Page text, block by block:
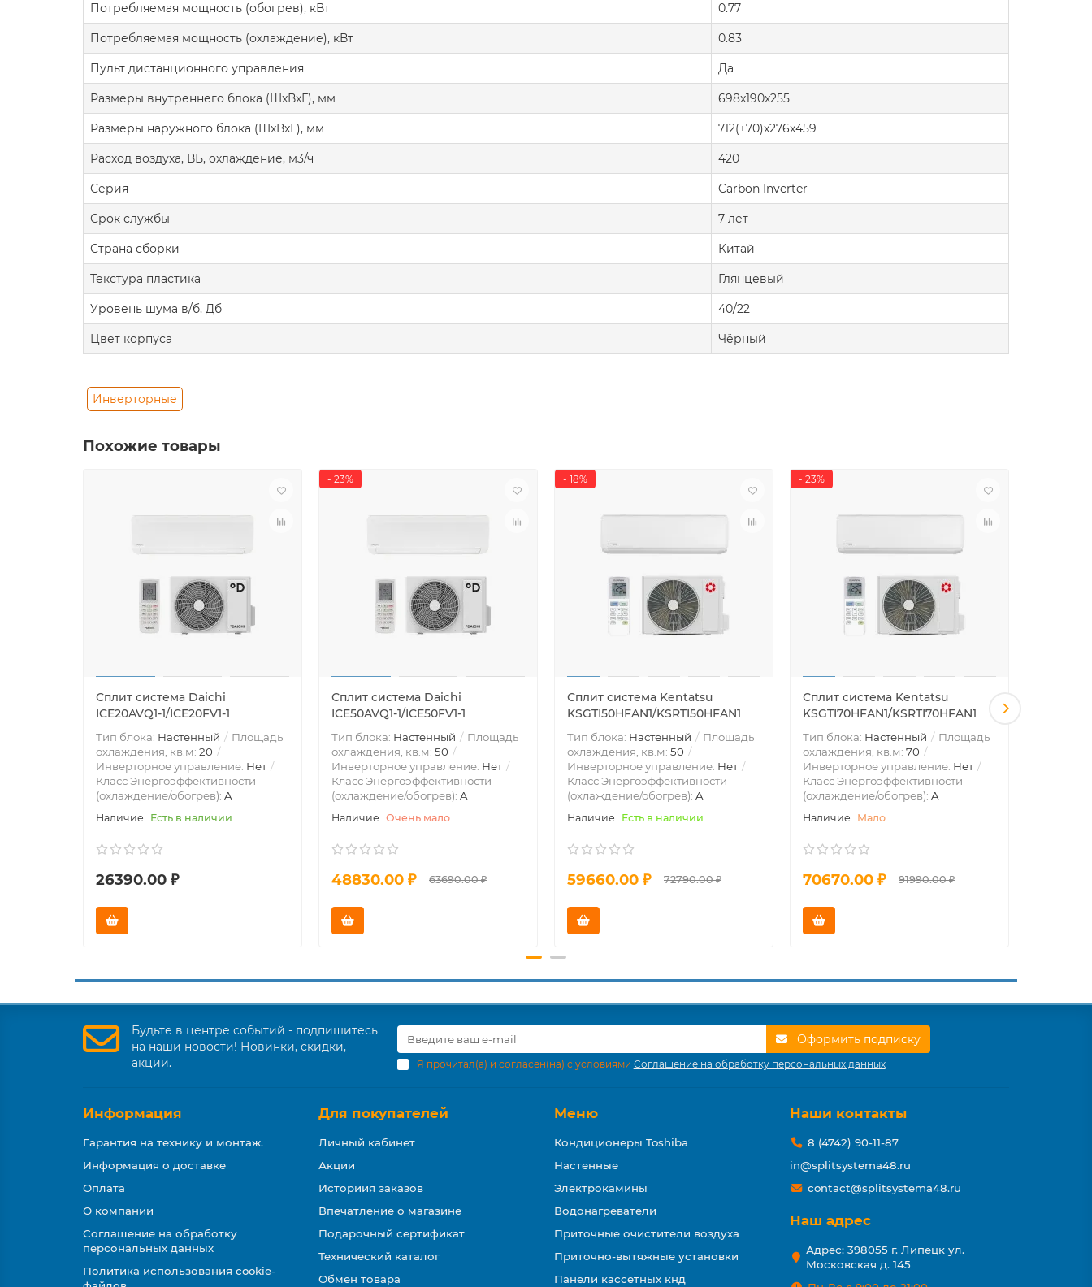
Потребляемая мощность (обогрев), кВт 0.77
Потребляемая мощность (охлаждение), кВт 0.83
Пульт дистанционного управления Да
Размеры внутреннего блока (ШxВxГ), мм 698x190x255
Размеры наружного блока (ШxВxГ), мм 712(+70)x276x459
Расход воздуха, ВБ, охлаждение, м3/ч 420
Серия Carbon Inverter
Срок службы 7 лет
Страна сборки Китай
Текстура пластика Глянцевый
Уровень шума в/б, Дб 40/22
Цвет корпуса Чёрный
Инверторные
Похожие товары
Сплит система Daichi
ICE20AVQ1-1/ICE20FV1-1
Тип блока: Настенный
Площадь
охлаждения, кв.м: 20
Инверторное управление: Нет
Класс Энергоэффективности
(охлаждение/обогрев): A
Есть в наличии
26390.00 ₽
- 23%
Сплит система Daichi
ICE50AVQ1-1/ICE50FV1-1
Тип блока: Настенный
Площадь
охлаждения, кв.м: 50
Инверторное управление: Нет
Класс Энергоэффективности
(охлаждение/обогрев): A
Очень мало
48830.00 ₽ 63690.00 ₽
- 18%
Сплит система Kentatsu
KSGTI50HFAN1/KSRTI50HFAN1
Тип блока: Настенный
Площадь
охлаждения, кв.м: 50
Инверторное управление: Нет
Класс Энергоэффективности
(охлаждение/обогрев): A
Есть в наличии
59660.00 ₽ 72790.00 ₽
- 23%
Сплит система Kentatsu
KSGTI70HFAN1/KSRTI70HFAN1
Тип блока: Настенный
Площадь
охлаждения, кв.м: 70
Инверторное управление: Нет
Класс Энергоэффективности
(охлаждение/обогрев): A
Мало
70670.00 ₽ 91990.00 ₽
Будьте в центре событий - подпишитесь
на наши новости! Новинки, скидки,
акции.
Оформить подписку
Я прочитал(а) и согласен(на) с условиями Соглашение на обработку персональных данных
Информация
Гарантия на технику и монтаж.
Информация о доставке
Оплата
О компании
Соглашение на обработку
персональных данных
Политика использования cookie-
Для покупателей
Личный кабинет
Акции
Историия заказов
Впечатление о магазине
Подарочный сертификат
Технический каталог
Обмен товара
Меню
Кондиционеры Toshiba
Настенные
Электрокамины
Водонагреватели
Приточные очистители воздуха
Приточно-вытяжные установки
Панели кассетных кнд
Наши контакты
8 (4742) 90-11-87
in@splitsystema48.ru
contact@splitsystema48.ru
Наш адрес
Адрес: 398055 г. Липецк ул.
Московская д. 145